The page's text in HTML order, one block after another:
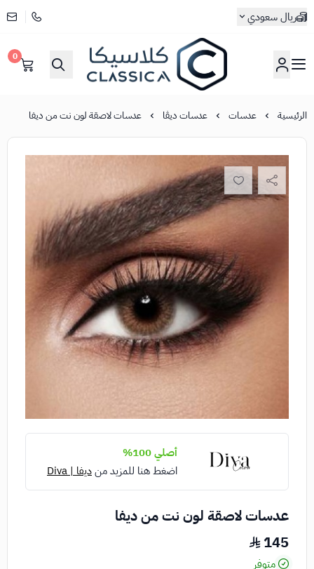
ريال سعودي
كلاسيكا
0
الرئيسية عدسات عدسات ديڤا عدسات لاصقة لون نت من ديفا
أصلي 100%
اضغط هنا للمزيد منديفا | Diva
عدسات لاصقة لون نت من ديفا
145
متوفر